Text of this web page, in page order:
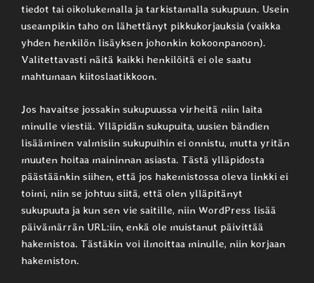
tiedot tai oikolukemalla ja tarkistamalla sukupuun. Usein
useampikin taho on lähettänyt pikkukorjauksia (vaikka
yhden henkilön lisäyksen johonkin kokoonpanoon).
Valitettavasti näitä kaikki henkilöitä ei ole saatu
mahtumaan kiitoslaatikkoon.
Jos havaitse jossakin sukupuussa virheitä niin laita
minulle viestiä. Ylläpidän sukupuita, uusien bändien
lisääminen valmisiin sukupuihin ei onnistu, mutta yritän
muuten hoitaa maininnan asiasta. Tästä ylläpidosta
päästäänkin siihen, että jos hakemistossa oleva linkki ei
toimi, niin se johtuu siitä, että olen ylläpitänyt
sukupuuta ja kun sen vie saitille, niin WordPress lisää
päivämärrän URL:iin, enkä ole muistanut päivittää
hakemistoa. Tästäkin voi ilmoittaa minulle, niin korjaan
hakemiston.